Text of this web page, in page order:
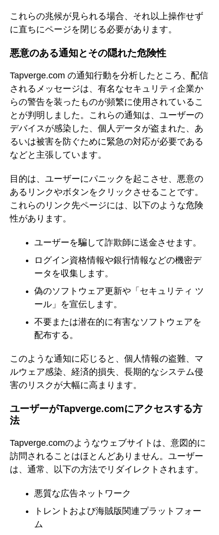
これらの兆候が見られる場合、それ以上操作せず
に直ちにページを閉じる必要があります。
悪意のある通知とその隠れた危険性
Tapverge.com の通知行動を分析したところ、配信
されるメッセージは、有名なセキュリティ企業か
らの警告を装ったものが頻繁に使用されているこ
とが判明しました。これらの通知は、ユーザーの
デバイスが感染した、個人データが盗まれた、あ
るいは被害を防ぐために緊急の対応が必要である
などと主張しています。
目的は、ユーザーにパニックを起こさせ、悪意の
あるリンクやボタンをクリックさせることです。
これらのリンク先ページには、以下のような危険
性があります。
ユーザーを騙して詐欺師に送金させます。
ログイン資格情報や銀行情報などの機密デ
ータを収集します。
偽のソフトウェア更新や「セキュリティ ツ
ール」を宣伝します。
不要または潜在的に有害なソフトウェアを
配布する。
このような通知に応じると、個人情報の盗難、マ
ルウェア感染、経済的損失、長期的なシステム侵
害のリスクが大幅に高まります。
ユーザーがTapverge.comにアクセスする方
法
Tapverge.comのようなウェブサイトは、意図的に
訪問されることはほとんどありません。ユーザー
は、通常、以下の方法でリダイレクトされます。
悪質な広告ネットワーク
トレントおよび海賊版関連プラットフォー
ム